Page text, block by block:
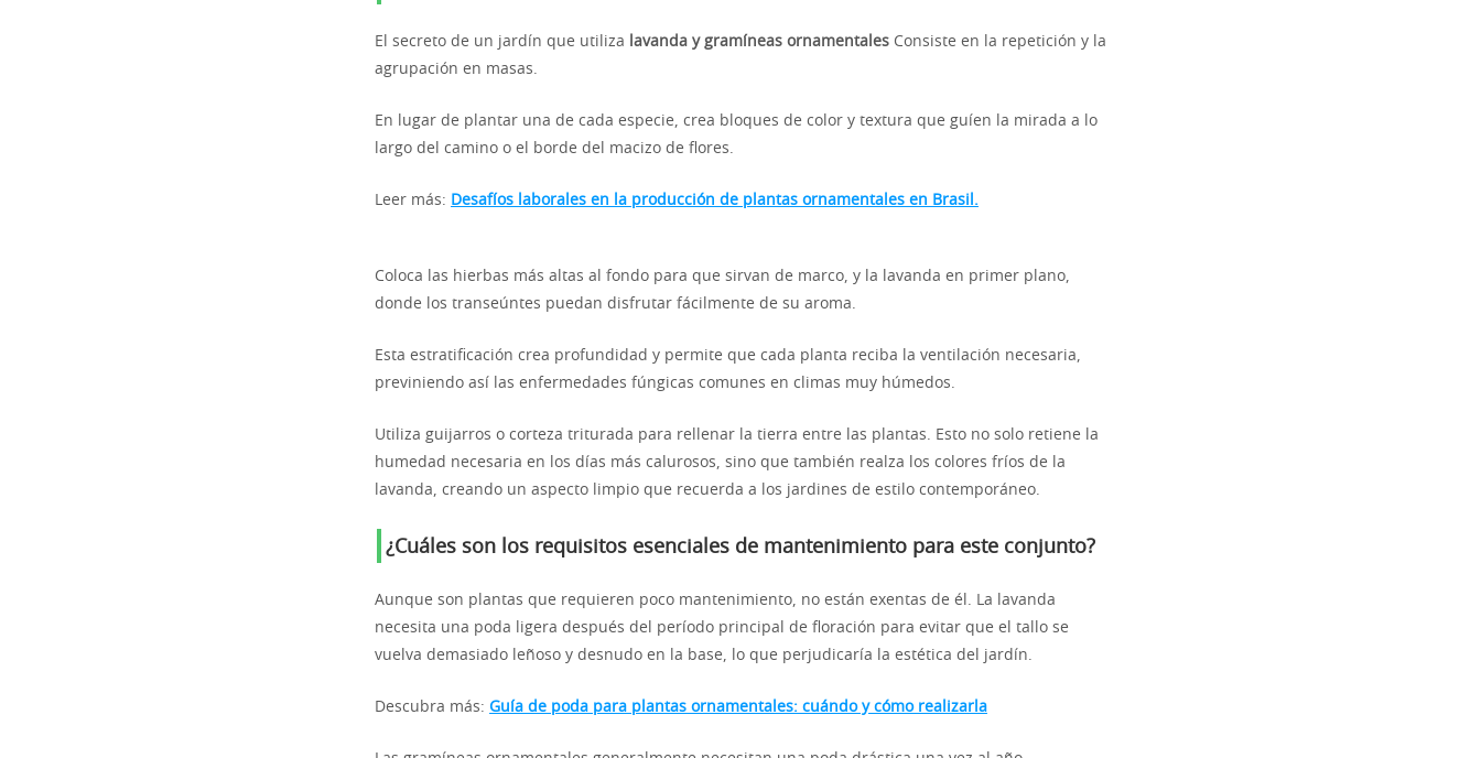
El secreto de un jardín que utiliza lavanda y gramíneas ornamentales Consiste en la repetición y la
agrupación en masas.
En lugar de plantar una de cada especie, crea bloques de color y textura que guíen la mirada a lo
largo del camino o el borde del macizo de flores.
Leer más: Desafíos laborales en la producción de plantas ornamentales en Brasil.
Coloca las hierbas más altas al fondo para que sirvan de marco, y la lavanda en primer plano,
donde los transeúntes puedan disfrutar fácilmente de su aroma.
Esta estratificación crea profundidad y permite que cada planta reciba la ventilación necesaria,
previniendo así las enfermedades fúngicas comunes en climas muy húmedos.
Utiliza guijarros o corteza triturada para rellenar la tierra entre las plantas. Esto no solo retiene la
humedad necesaria en los días más calurosos, sino que también realza los colores fríos de la
lavanda, creando un aspecto limpio que recuerda a los jardines de estilo contemporáneo.
¿Cuáles son los requisitos esenciales de mantenimiento para este conjunto?
Aunque son plantas que requieren poco mantenimiento, no están exentas de él. La lavanda
necesita una poda ligera después del período principal de floración para evitar que el tallo se
vuelva demasiado leñoso y desnudo en la base, lo que perjudicaría la estética del jardín.
Descubra más: Guía de poda para plantas ornamentales: cuándo y cómo realizarla